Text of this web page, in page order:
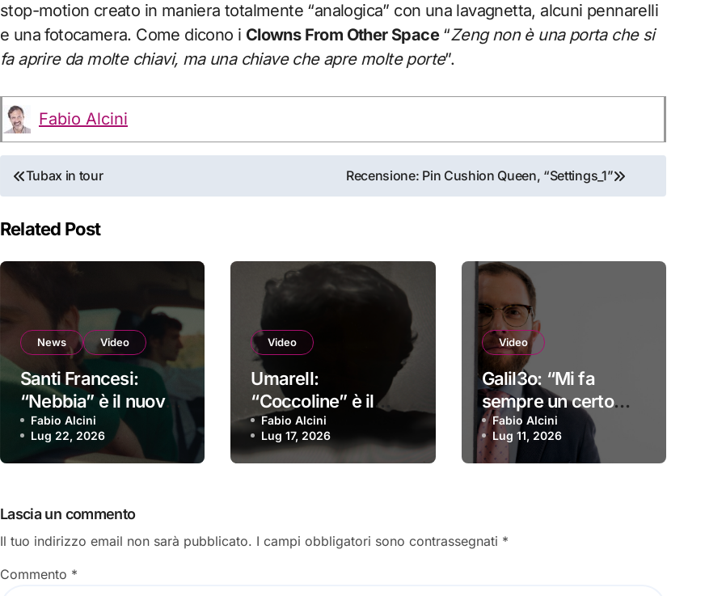
stop-motion creato in maniera totalmente “analogica” con una lavagnetta, alcuni pennarelli
e una fotocamera. Come dicono i Clowns From Other Space“Zeng non è una porta che si
fa aprire da molte chiavi, ma una chiave che apre molte porte”.
Fabio Alcini
Navigazione
Tubax in tour Recensione: Pin Cushion Queen, “Settings_1”
Related Post
News Video
Santi Francesi:
“Nebbia” è il nuovo
video
Fabio Alcini
Lug 22, 2026
Video
Umarell:
“Coccoline” è il
nuovo video
Fabio Alcini
Lug 17, 2026
Video
Galil3o: “Mi fa
sempre un certo
effetto” è il nuovo
video
Fabio Alcini
Lug 11, 2026
Lascia un commento
Il tuo indirizzo email non sarà pubblicato. I campi obbligatori sono contrassegnati *
Commento *